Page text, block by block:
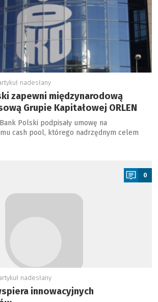
nadesłany
zapewni międzynarodową
Grupie Kapitałowej ORLEN
Polski podpisały umowę na
cash pool, którego nadrzędnym celem
0
nadesłany
innowacyjnych